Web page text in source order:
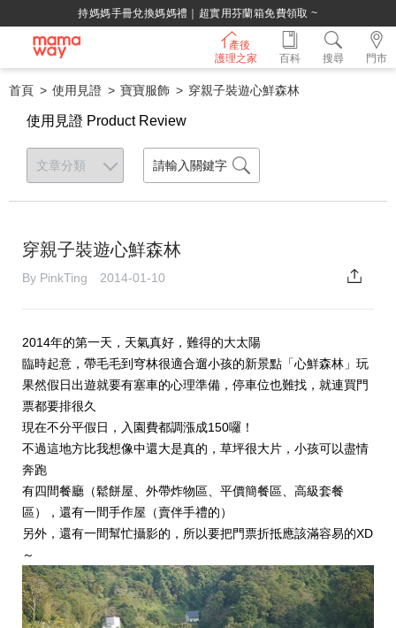
持媽媽手冊兌換媽媽禮｜超實用芬蘭箱免費領取 ~
產後
護理之家
門市
百科 搜尋
首頁 使用見證 寶寶服飾 穿親子裝遊心鮮森林
使用見證 Product Review
穿親子裝遊心鮮森林
By PinkTing 2014-01-10
2014年的第一天，天氣真好，難得的大太陽
臨時起意，帶毛毛到穹林很適合遛小孩的新景點「心鮮森林」玩
果然假日出遊就要有塞車的心理準備，停車位也難找，就連買門
票都要排很久
現在不分平假日，入園費都調漲成150囉！
不過這地方比我想像中還大是真的，草坪很大片，小孩可以盡情
奔跑
有四間餐廳（鬆餅屋、外帶炸物區、平價簡餐區、高級套餐
區），還有一間手作屋（賣伴手禮的）
另外，還有一間幫忙攝影的，所以要把門票折抵應該滿容易的XD
～